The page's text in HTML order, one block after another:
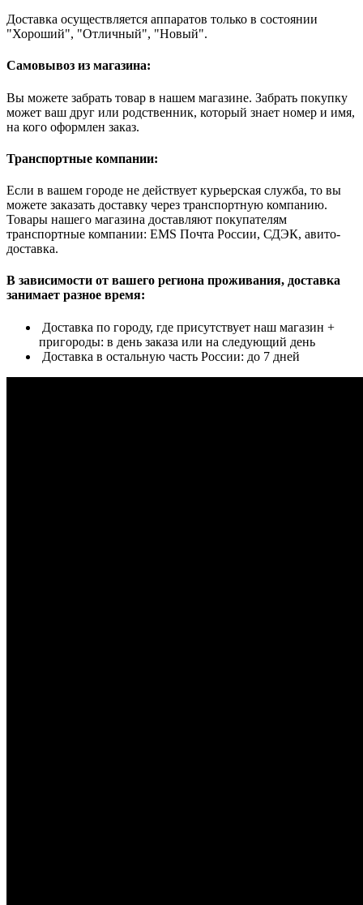
Доставка осуществляется аппаратов только в состоянии
"Хороший", "Отличный", "Новый".
Самовывоз из магазина:
Вы можете забрать товар в нашем магазине. Забрать покупку
может ваш друг или родственник, который знает номер и имя,
на кого оформлен заказ.
Транспортные компании:
Если в вашем городе не действует курьерская служба, то вы
можете заказать доставку через транспортную компанию.
Товары нашего магазина доставляют покупателям
транспортные компании: EMS Почта России, СДЭК, авито-
доставка.
В зависимости от вашего региона проживания, доставка
занимает разное время:
Доставка по городу, где присутствует наш магазин +
пригороды: в день заказа или на следующий день
Доставка в остальную часть России: до 7 дней